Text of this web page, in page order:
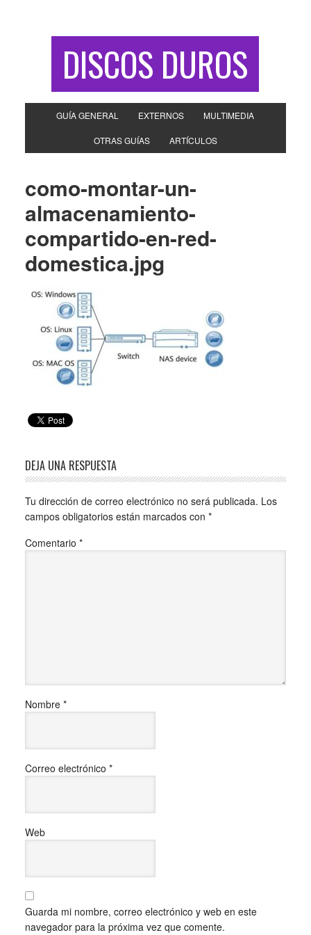
DISCOS DUROS
GUÍA GENERAL EXTERNOS MULTIMEDIA
OTRAS GUÍAS ARTÍCULOS
como-montar-un-
almacenamiento-
compartido-en-red-
domestica.jpg
DEJA UNA RESPUESTA
Tu dirección de correo electrónico no será publicada. Los
campos obligatorios están marcados con *
Comentario *
Nombre *
Correo electrónico *
Web
Guarda mi nombre, correo electrónico y web en este
navegador para la próxima vez que comente.